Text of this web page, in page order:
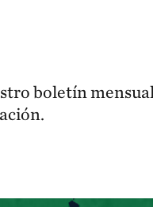
boletín